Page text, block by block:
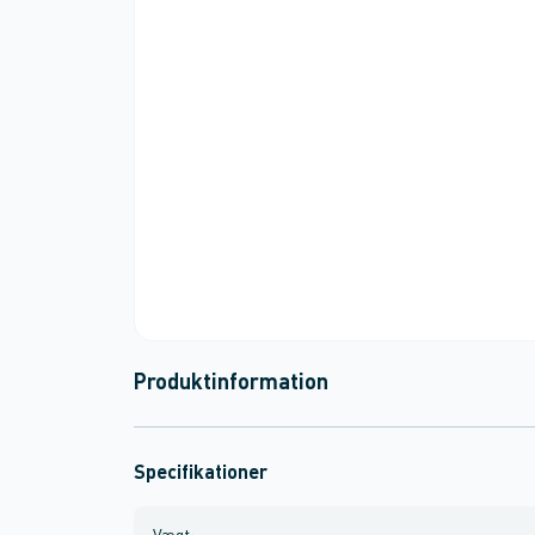
Produktinformation
Specifikationer